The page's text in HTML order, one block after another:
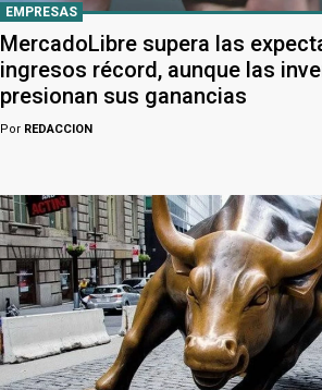
EMPRESAS
MercadoLibre supera las
ingresos récord, aunque las
presionan sus ganancias
Por REDACCION